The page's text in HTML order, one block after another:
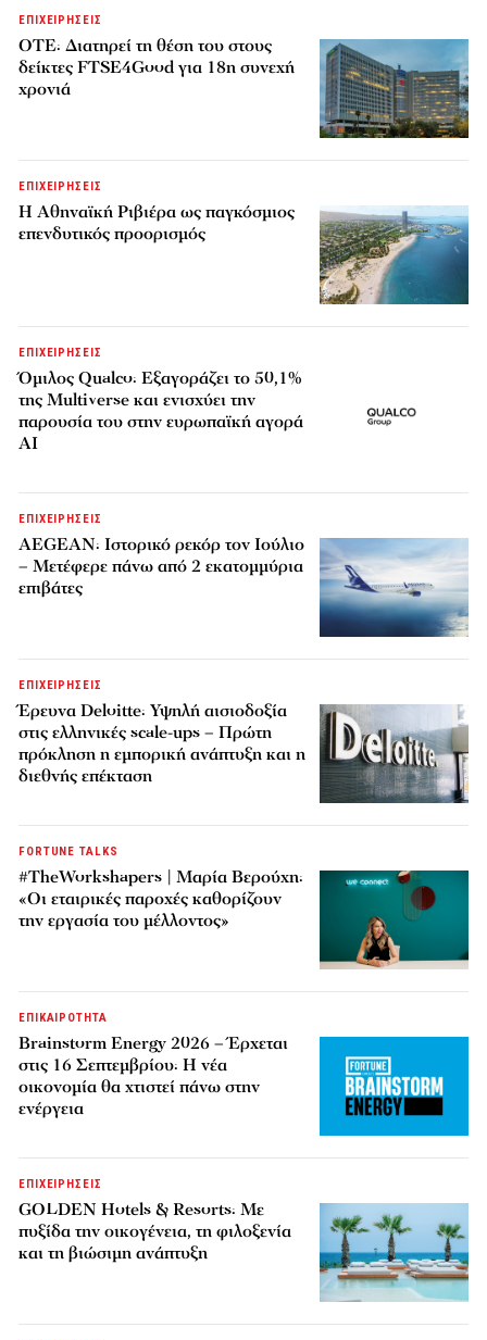
ΕΠΙΧΕΙΡΗΣΕΙΣ
ΟΤΕ: Διατηρεί τη θέση του στους
δείκτες FTSE4Good για 18η συνεχή
χρονιά
ΕΠΙΧΕΙΡΗΣΕΙΣ
Η Αθηναϊκή Ριβιέρα ως παγκόσμιος
επενδυτικός προορισμός
ΕΠΙΧΕΙΡΗΣΕΙΣ
Όμιλος Qualco: Εξαγοράζει το 50,1%
της Multiverse και ενισχύει την
παρουσία του στην ευρωπαϊκή αγορά
AI
ΕΠΙΧΕΙΡΗΣΕΙΣ
AEGEAN: Ιστορικό ρεκόρ τον Ιούλιο
– Μετέφερε πάνω από 2 εκατομμύρια
επιβάτες
ΕΠΙΧΕΙΡΗΣΕΙΣ
Έρευνα Deloitte: Υψηλή αισιοδοξία
στις ελληνικές scale-ups – Πρώτη
πρόκληση η εμπορική ανάπτυξη και η
διεθνής επέκταση
FORTUNE TALKS
#TheWorkshapers | Μαρία Βερούχη:
«Οι εταιρικές παροχές καθορίζουν
την εργασία του μέλλοντος»
ΕΠΙΚΑΙΡΟΤΗΤΑ
Brainstorm Energy 2026 – Έρχεται
στις 16 Σεπτεμβρίου: Η νέα
οικονομία θα χτιστεί πάνω στην
ενέργεια
ΕΠΙΧΕΙΡΗΣΕΙΣ
GOLDEN Hotels & Resorts: Με
πυξίδα την οικογένεια, τη φιλοξενία
και τη βιώσιμη ανάπτυξη